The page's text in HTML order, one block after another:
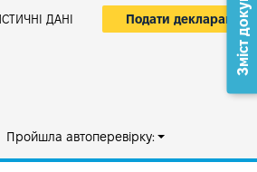
ДАНІ Подати декларацію
Пройшла автоперевірку: